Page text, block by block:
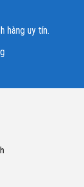
hàng uy tín.